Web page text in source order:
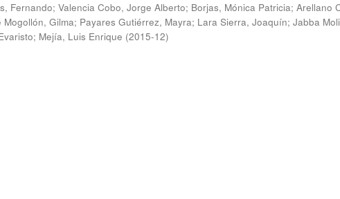
Fernando; Valencia Cobo, Jorge Alberto; Borjas, Mónica Patricia; Arellano
Mogollón, Gilma; Payares Gutiérrez, Mayra; Lara Sierra, Joaquín; Jabba
; Mejía, Luis Enrique (2015-12)